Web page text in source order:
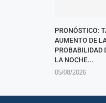
PRONÓSTICO:
AUMENTO DE
PROBABILIDAD
LA NOCHE...
05/08/2026